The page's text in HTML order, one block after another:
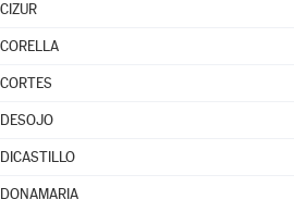
CIZUR
CORELLA
CORTES
DESOJO
DICASTILLO
DONAMARIA